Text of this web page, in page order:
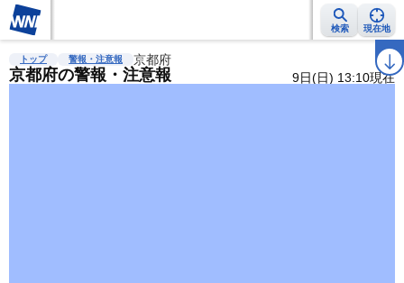
検索 現在地
雨雲レーダー 台風情報 地震情報 ラ
トップ 警報・注意報 京都府
京都府の警報・注意報 9日(日) 13:10現在